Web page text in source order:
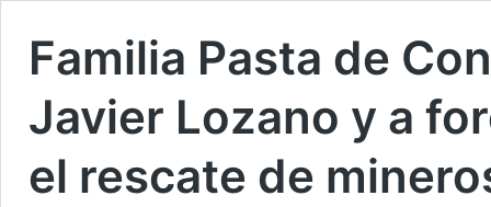
Familia Pasta de
Javier Lozano y a
el rescate de